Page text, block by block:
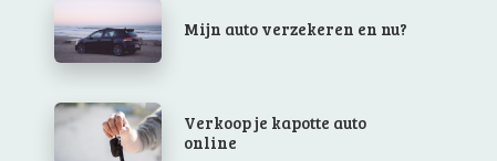
Mijn auto verzekeren en nu?
Verkoop je kapotte auto
online